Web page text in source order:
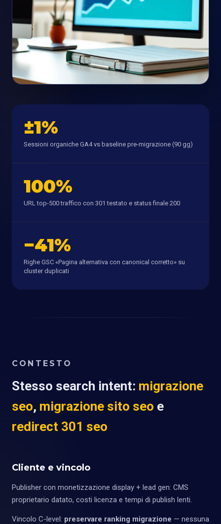
±1%
Sessioni organiche GA4 vs baseline pre-migrazione (90 gg)
100%
URL top-500 traffico con 301 testato e status finale 200
−41%
Righe GSC «Pagina alternativa con canonical corretto» su
cluster duplicati
CONTESTO
Stesso search intent: migrazione
seo, migrazione sito seo e
redirect 301 seo
Cliente e vincolo
Publisher con monetizzazione display + lead gen: CMS
proprietario datato, costi licenza e tempi di publish lenti.
Vincolo C-level: preservare ranking migrazione — nessuna